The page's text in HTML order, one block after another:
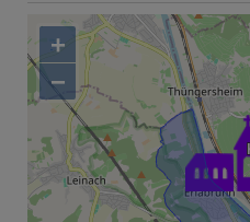
+
−